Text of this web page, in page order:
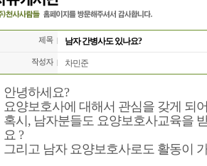
남자 간병사도 있나요?
차민준
안녕하세요?
요양보호사에 대해서 관심을 갖게 되
혹시, 남자분들도 요양보호사교육을
요 ?
그리고 남자 요양보호사로도 활동이